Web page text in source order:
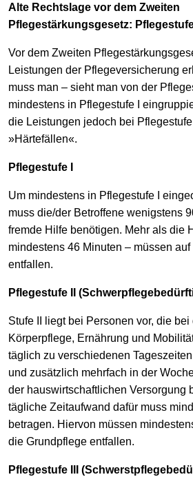
Alte Rechtslage vor dem Zweiten
Pflegestärkungsgesetz:
Vor dem Zweiten
Leistungen der Pflegeversicherung
muss man – sieht man von der
mindestens in Pflegestufe I
die Leistungen jedoch bei
»Härtefällen«.
Pflegestufe I
Um mindestens in Pflegestufe I
muss die/der Betroffene wenigstens
fremde Hilfe benötigen. Mehr als die
mindestens 46 Minuten – müssen
entfallen.
Pflegestufe II
Stufe II liegt bei Personen vor, die
Körperpflege, Ernährung und
täglich zu verschiedenen
und zusätzlich mehrfach in der
der hauswirtschaftlichen Versorgung
tägliche Zeitaufwand dafür muss
betragen. Hiervon müssen
die Grundpflege entfallen.
Pflegestufe III